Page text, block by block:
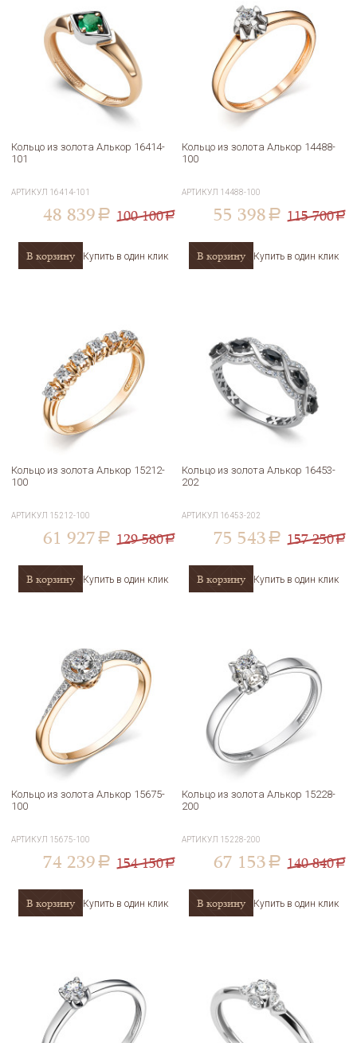
Кольцо из золота Алькор 16414-
101
АРТИКУЛ 16414-101
48 839 a 100 100a
В корзину Купить в один клик
Кольцо из золота Алькор 14488-
100
АРТИКУЛ 14488-100
55 398 a 115 700a
В корзину Купить в один клик
Кольцо из золота Алькор 15212-
100
АРТИКУЛ 15212-100
61 927 a 129 580a
В корзину Купить в один клик
Кольцо из золота Алькор 16453-
202
АРТИКУЛ 16453-202
75 543 a 157 250a
В корзину Купить в один клик
Кольцо из золота Алькор 15675-
100
АРТИКУЛ 15675-100
74 239 a 154 150a
В корзину Купить в один клик
Кольцо из золота Алькор 15228-
200
АРТИКУЛ 15228-200
67 153 a 140 840a
В корзину Купить в один клик